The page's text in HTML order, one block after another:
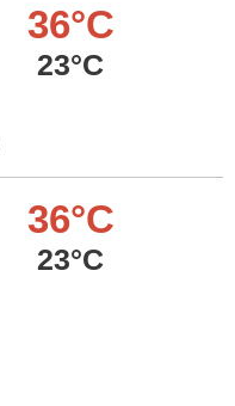
36°C
23°C
36°C
23°C